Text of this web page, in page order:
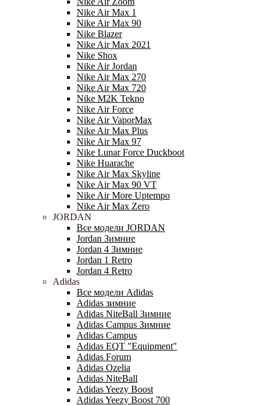
Nike Air Max 1
Nike Air Max 90
Nike Blazer
Nike Air Max 2021
Nike Shox
Nike Air Jordan
Nike Air Max 270
Nike Air Max 720
Nike M2K Tekno
Nike Air Force
Nike Air VaporMax
Nike Air Max Plus
Nike Air Max 97
Nike Lunar Force Duckboot
Nike Huarache
Nike Air Max Skyline
Nike Air Max 90 VT
Nike Air More Uptempo
Nike Air Max Zero
JORDAN
Все модели JORDAN
Jordan Зимние
Jordan 4 Зимние
Jordan 1 Retro
Jordan 4 Retro
Adidas
Все модели Adidas
Adidas зимние
Adidas NiteBall Зимние
Adidas Campus Зимние
Adidas Campus
Adidas EQT "Equipment"
Adidas Forum
Adidas Ozelia
Adidas NiteBall
Adidas Yeezy Boost
Adidas Yeezy Boost 700